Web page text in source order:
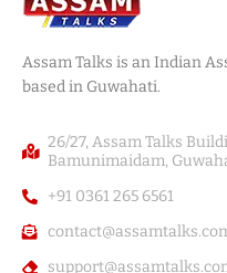
Assam Talks is an Indian
based in Guwahati.
26/27, Assam Talks
Bamunimaidam,
+91 0361 265 6561